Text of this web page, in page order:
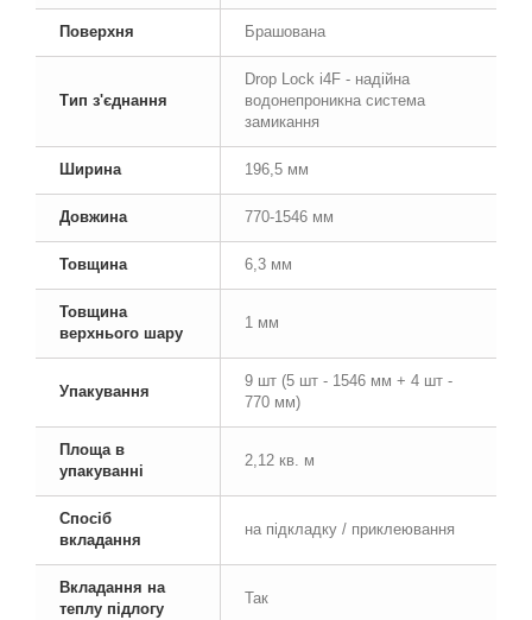
Поверхня Брашована
Тип з'єднання
Drop Lock i4F - надійна
водонепроникна система
замикання
Ширина 196,5 мм
Довжина 770-1546 мм
Товщина 6,3 мм
Товщина
верхнього шару
1 мм
Упакування
9 шт (5 шт - 1546 мм + 4 шт -
770 мм)
Площа в
упакуванні
2,12 кв. м
Спосіб
вкладання
на підкладку / приклеювання
Вкладання на
теплу підлогу
Так